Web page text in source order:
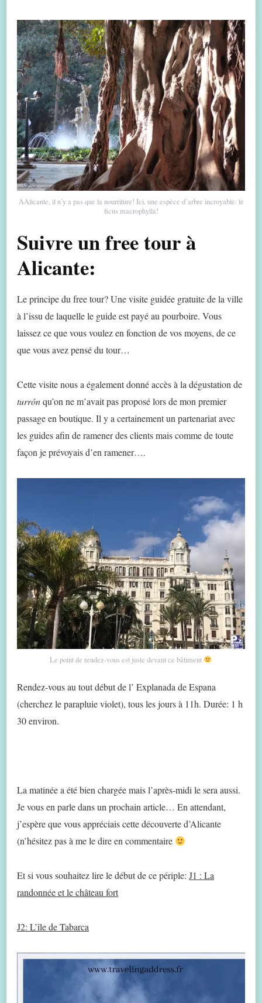
AAlicante, il n’y a pas que la nourriture! Ici, une espèce d’arbre incroyable: le
ficus macrophylla!
Suivre un free tour à
Alicante:
Le principe du free tour? Une visite guidée gratuite de la ville
à l’issu de laquelle le guide est payé au pourboire. Vous
laissez ce que vous voulez en fonction de vos moyens, de ce
que vous avez pensé du tour…
Cette visite nous a également donné accès à la dégustation de
turrónqu’on ne m’avait pas proposé lors de mon premier
passage en boutique. Il y a certainement un partenariat avec
les guides afin de ramener des clients mais comme de toute
façon je prévoyais d’en ramener….
Le point de rendez-vous est juste devant ce bâtiment
Rendez-vous au tout début de l’ Explanada de Espana
(cherchez le parapluie violet), tous les jours à 11h. Durée: 1 h
30 environ.
La matinée a été bien chargée mais l’après-midi le sera aussi.
Je vous en parle dans un prochain article… En attendant,
j’espère que vous appréciais cette découverte d’Alicante
(n’hésitez pas à me le dire en commentaire
Et si vous souhaitez lire le début de ce périple: J1 : La
randonnée et le château fort
J2: L’île de Tabarca